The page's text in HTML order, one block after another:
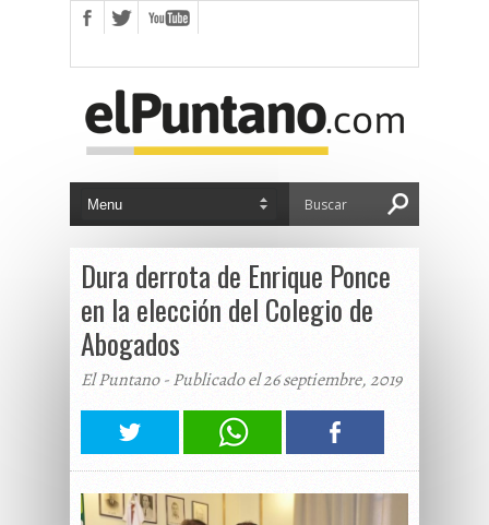
Dura derrota de Enrique Ponce
en la elección del Colegio de
Abogados
El Puntano - Publicado el 26 septiembre, 2019